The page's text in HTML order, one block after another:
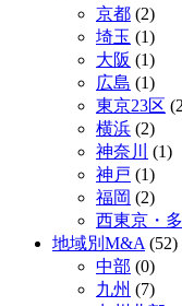
京都 (2)
埼玉 (1)
大阪 (1)
広島 (1)
東京23区
横浜 (2)
神奈川
(1)
神戸 (1)
福岡 (2)
西東京・
地域別M&A (52)
中部 (0)
九州 (7)